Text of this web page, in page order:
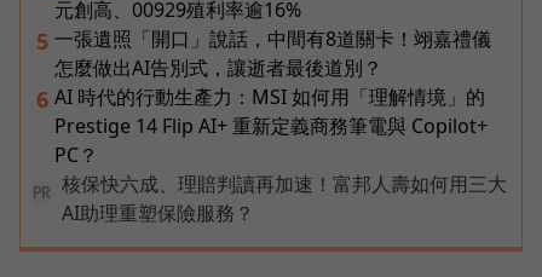
元創高、00929殖利率逾16%
5 一張遺照「開口」說話，中間有8道關卡！翊嘉禮儀
怎麼做出AI告別式，讓逝者最後道別？
6 AI 時代的行動生產力：MSI 如何用「理解情境」的
Prestige 14 Flip AI+ 重新定義商務筆電與 Copilot+
PC？
PR
核保快六成、理賠判讀再加速！富邦人壽如何用三大
AI助理重塑保險服務？